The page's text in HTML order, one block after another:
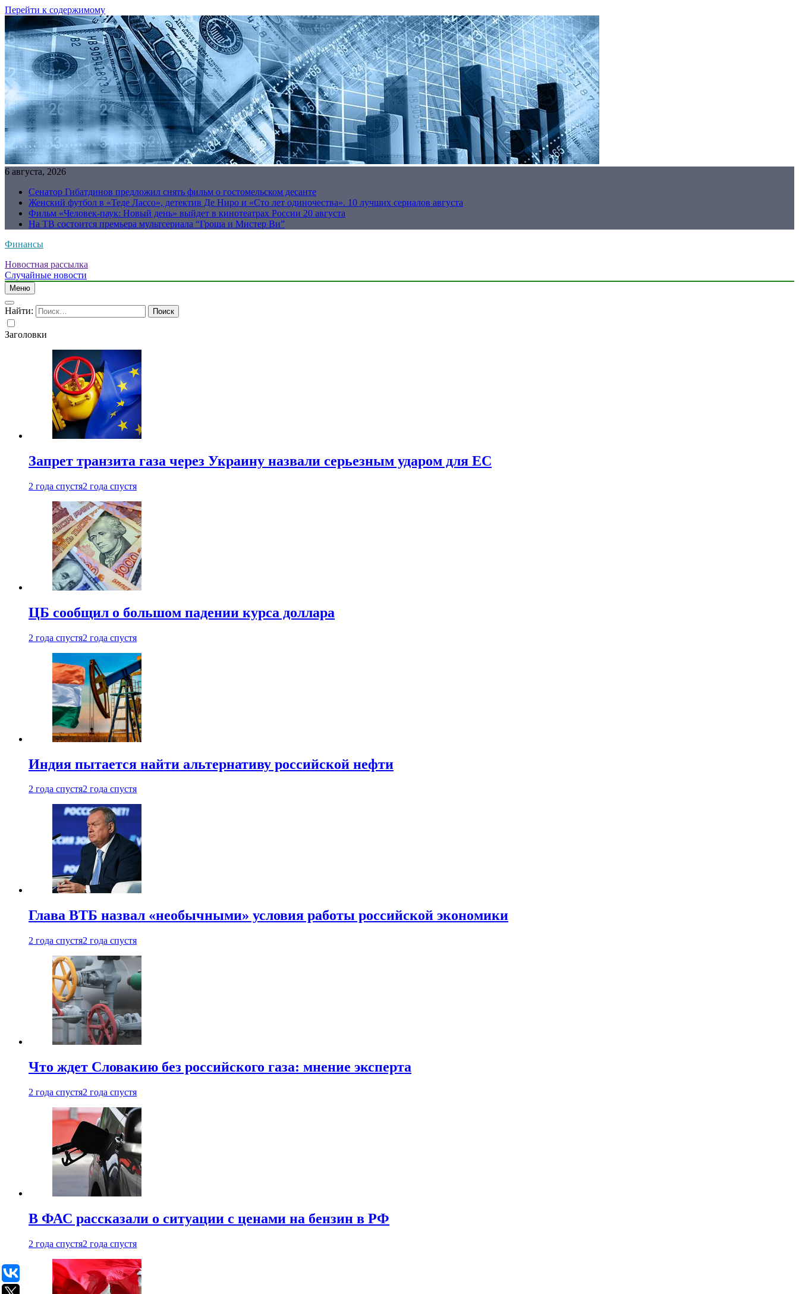
Перейти к содержимому
6 августа, 2026
Сенатор Гибатдинов предложил снять фильм о гостомельском десанте
Женский футбол в «Теде Лассо», детектив Де Ниро и «Сто лет одиночества». 10 лучших сериалов августа
Фильм «Человек-паук: Новый день» выйдет в кинотеатрах России 20 августа
На ТВ состоится премьера мультсериала “Гроша и Мистер Ви”
Финансы
Новостная рассылка
Случайные новости
Меню
Найти:
Заголовки
Запрет транзита газа через Украину назвали серьезным ударом для ЕС
2 года спустя2 года спустя
ЦБ сообщил о большом падении курса доллара
2 года спустя2 года спустя
Индия пытается найти альтернативу российской нефти
2 года спустя2 года спустя
Глава ВТБ назвал «необычными» условия работы российской экономики
2 года спустя2 года спустя
Что ждет Словакию без российского газа: мнение эксперта
2 года спустя2 года спустя
В ФАС рассказали о ситуации с ценами на бензин в РФ
2 года спустя2 года спустя